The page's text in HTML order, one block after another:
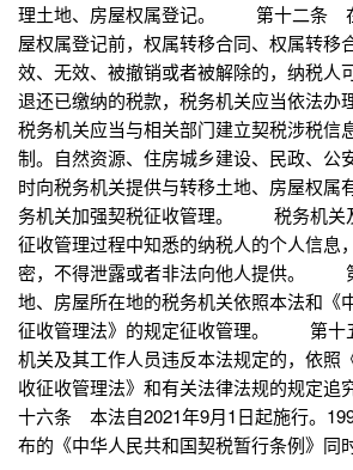
理土地、房屋权属登记。 第十二条
屋权属登记前，权属转移合同、权属转移
效、无效、被撤销或者被解除的，纳税人
退还已缴纳的税款，税务机关应当依
税务机关应当与相关部门建立契税涉税信
制。自然资源、住房城乡建设、民政、公
时向税务机关提供与转移土地、房屋权属
务机关加强契税征收管理。 税务机关
征收管理过程中知悉的纳税人的个人信息
密，不得泄露或者非法向他人提供。
地、房屋所在地的税务机关依照本法和《
征收管理法》的规定征收管理。 第十
机关及其工作人员违反本法规定的，依照
收征收管理法》和有关法律法规的规
十六条 本法自2021年9月1日起施行。
布的《中华人民共和国契税暂行条例》同